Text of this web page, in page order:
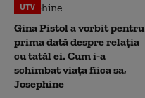
UTV
Gina Pistol a vorbit pentru
prima dată despre relația
cu tatăl ei. Cum i-a
schimbat viața fiica sa,
Josephine